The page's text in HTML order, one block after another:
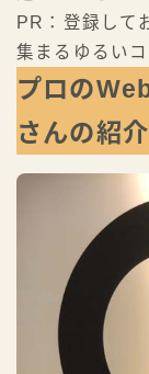
PR：登録して
集まるゆるい
プロの
さんの紹介